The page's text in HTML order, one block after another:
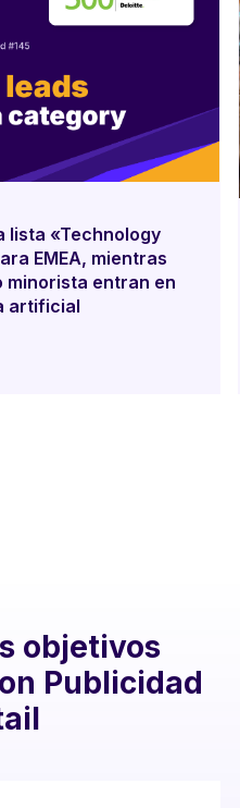
lista «Technology
EMEA, mientras
minorista entran en
artificial
objetivos
Publicidad